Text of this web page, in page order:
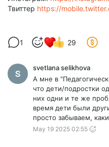
Твиттер https://
1 29
svetlana selikhova
А мне в
что дети/подростки
них одни и те же
время дети были
просто забываем,
May 19 2025 02:55